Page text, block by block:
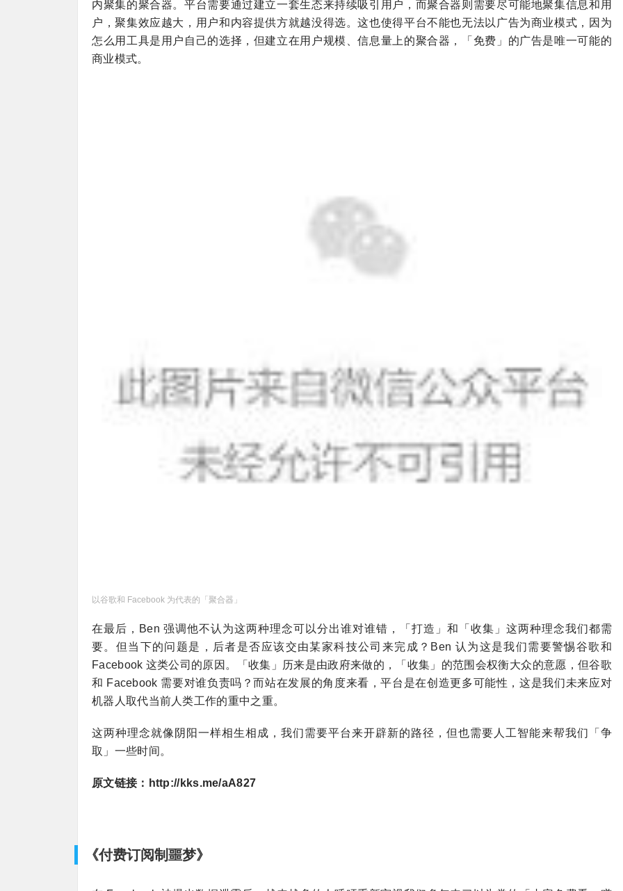
内聚集的聚合器。平台需要通过建立一套生态来持续吸引用户，而聚合器则需要尽可能地聚集信息和用
户，聚集效应越大，用户和内容提供方就越没得选。这也使得平台不能也无法以广告为商业模式，因为
怎么用工具是用户自己的选择，但建立在用户规模、信息量上的聚合器，「免费」的广告是唯一可能的
商业模式。
以谷歌和 Facebook 为代表的「聚合器」
在最后，Ben 强调他不认为这两种理念可以分出谁对谁错，「打造」和「收集」这两种理念我们都需
要。但当下的问题是，后者是否应该交由某家科技公司来完成？Ben 认为这是我们需要警惕谷歌和
Facebook 这类公司的原因。「收集」历来是由政府来做的，「收集」的范围会权衡大众的意愿，但谷歌
和 Facebook 需要对谁负责吗？而站在发展的角度来看，平台是在创造更多可能性，这是我们未来应对
机器人取代当前人类工作的重中之重。
这两种理念就像阴阳一样相生相成，我们需要平台来开辟新的路径，但也需要人工智能来帮我们「争
取」一些时间。
原文链接： http://kks.me/aA827
《付费订阅制噩梦》